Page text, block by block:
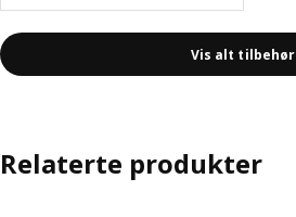
Vis alt tilbehør
Relaterte produkter